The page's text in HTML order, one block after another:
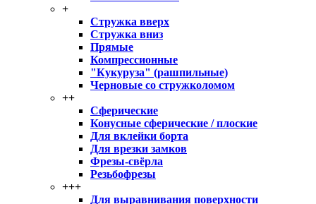
+
Стружка вверх
Стружка вниз
Прямые
Компрессионные
"Кукуруза" (рашпильные)
Черновые со стружколомом
++
Сферические
Конусные сферические / плоские
Для вклейки борта
Для врезки замков
Фрезы-свёрла
Резьбофрезы
+++
Для выравнивания поверхности